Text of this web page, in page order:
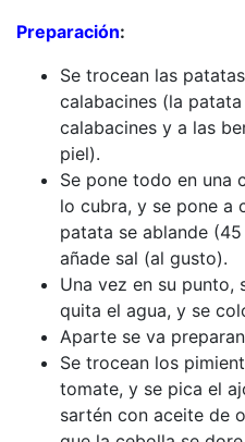
Preparación:
Se trocean las
calabacines (la
calabacines y a las
piel).
Se pone todo en una
lo cubra, y se pone a
patata se ablande
añade sal (al gusto).
Una vez en su punto,
quita el agua, y se
Aparte se va
Se trocean los
tomate, y se pica el
sartén con aceite de